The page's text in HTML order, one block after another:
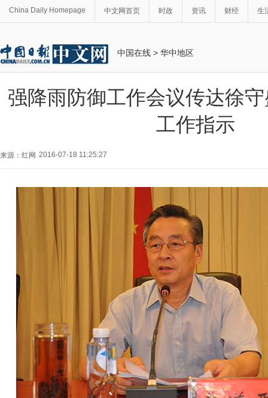
China Daily Homepage 中文网首页 时政 资讯 财经 生
中国在线 > 华中地区
强降雨防御工作会议传达徐
工作指示
来源：红网 2016-07-18 11:25:27